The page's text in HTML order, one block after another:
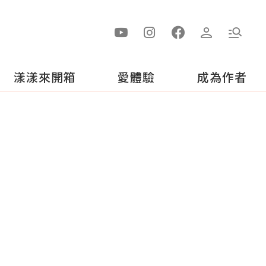
漾漾來開箱 愛體驗 成為作者